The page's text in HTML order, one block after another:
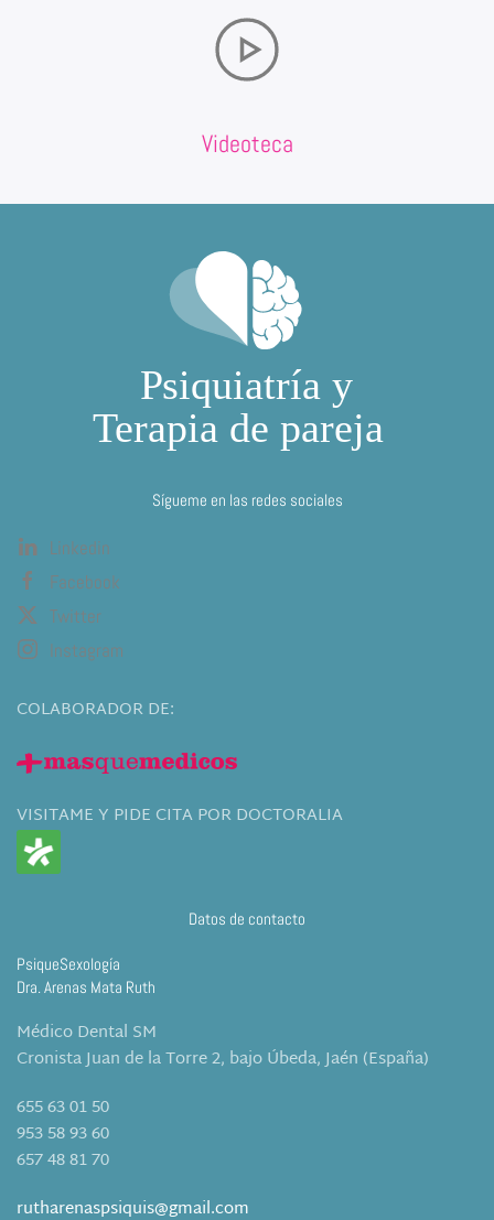
Videoteca
Sígueme en las redes sociales
Linkedin
Facebook
Twitter
Instagram
COLABORADOR DE:
VISITAME Y PIDE CITA POR DOCTORALIA
Datos de contacto
PsiqueSexología
Dra. Arenas Mata Ruth
Médico Dental SM
Cronista Juan de la Torre 2, bajo Úbeda, Jaén (España)
655 63 01 50
953 58 93 60
657 48 81 70
rutharenaspsiquis@gmail.com